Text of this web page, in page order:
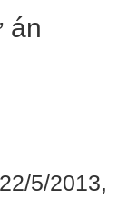
án
5/2013,